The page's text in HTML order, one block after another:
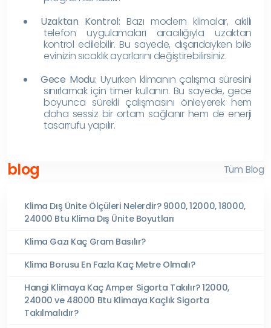
Uzaktan Kontrol: Bazı modern klimalar, akıllı
telefon uygulamaları aracılığıyla uzaktan
kontrol edilebilir. Bu sayede, dışarıdayken bile
evinizin sıcaklık ayarlarını değiştirebilirsiniz.
Gece Modu: Uyurken klimanın çalışma süresini
sınırlamak için timer kullanın. Bu sayede, gece
boyunca sürekli çalışmasını önleyerek hem
daha sessiz bir ortam sağlanır hem de enerji
tasarrufu yapılır.
blog Tüm Blog
Klima Dış Ünite Ölçüleri Nelerdir? 9000, 12000, 18000,
24000 Btu Klima Dış Ünite Boyutları
Klima Gazı Kaç Gram Basılır?
Klima Borusu En Fazla Kaç Metre Olmalı?
Hangi Klimaya Kaç Amper Sigorta Takılır? 12000,
24000 ve 48000 Btu Klimaya Kaçlık Sigorta
Takılmalıdır?